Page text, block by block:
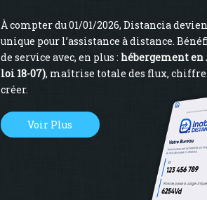
À compter du 01/01/2026, Distancia
unique pour l’assistance à distance.
de service avec, en plus : hébergement
loi 18-07), maîtrise totale des flux,
créer.
Voir Plus